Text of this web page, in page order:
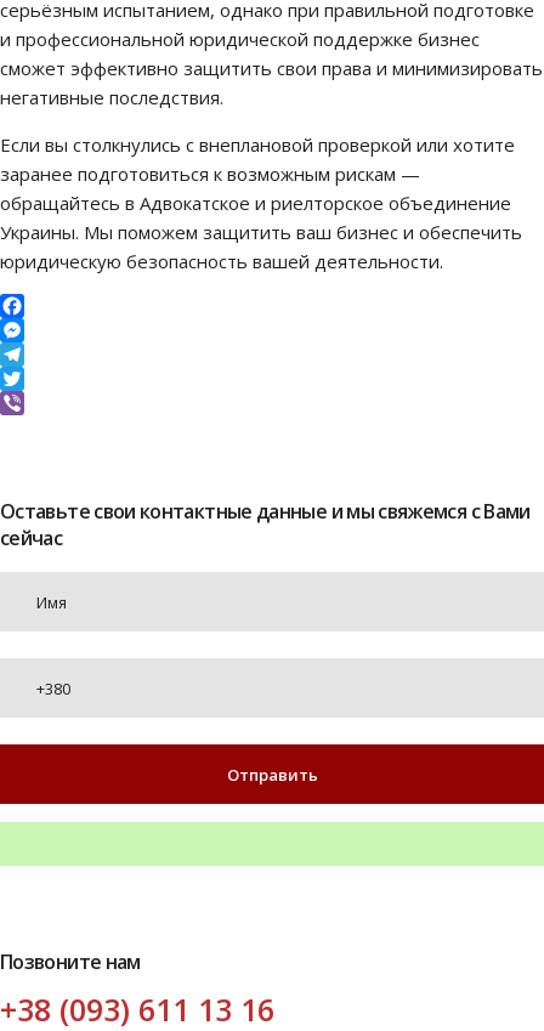
серьёзным испытанием, однако при правильной подготовке
и профессиональной юридической поддержке бизнес
сможет эффективно защитить свои права и минимизировать
негативные последствия.
Если вы столкнулись с внеплановой проверкой или хотите
заранее подготовиться к возможным рискам —
обращайтесь в Адвокатское и риелторское объединение
Украины. Мы поможем защитить ваш бизнес и обеспечить
юридическую безопасность вашей деятельности.
Facebook
Messenger
Telegram
Twitter
Оставьте свои контактные данные и мы свяжемся с Вами
сейчас
Позвоните нам
+38 (093) 611 13 16